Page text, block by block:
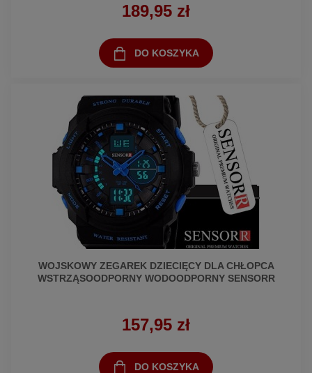
189,95 zł
DO KOSZYKA
WOJSKOWY ZEGAREK DZIECIĘCY DLA CHŁOPCA
WSTRZĄSOODPORNY WODOODPORNY SENSORR
157,95 zł
DO KOSZYKA